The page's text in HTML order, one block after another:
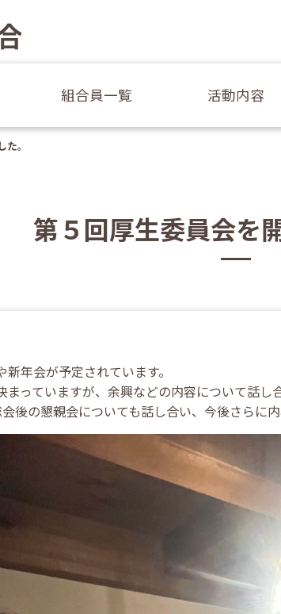
組合員一覧 活動内容
。
第５回厚生委員会を
年会が予定されています。
まっていますが、余興などの内容について話し
後の懇親会についても話し合い、今後さらに